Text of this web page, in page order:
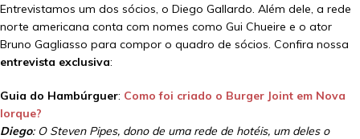
Entrevistamos um dos sócios, o Diego Gallardo. Além dele, a rede
norte americana conta com nomes como Gui Chueire e o ator
Bruno Gagliasso para compor o quadro de sócios. Confira nossa
entrevista exclusiva:
Guia do Hambúrguer: Como foi criado o Burger Joint em Nova
Iorque?
Diego: O Steven Pipes, dono de uma rede de hotéis, um deles o